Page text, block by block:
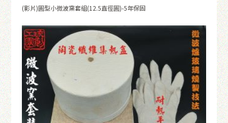
(影片)圓型小微波窯套組(12.5直徑圓)-5年保固